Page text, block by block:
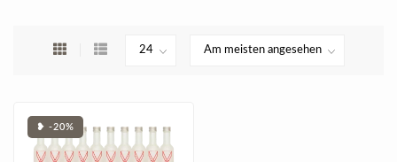
❥ -20%